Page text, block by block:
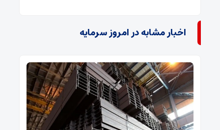
اخبار مشابه در امروز سرمایه